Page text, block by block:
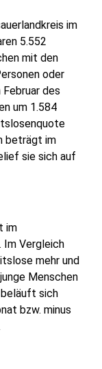
im
5.552
mit den
oder
des
um 1.584
beträgt im
sie sich auf
im
Im Vergleich
mehr und
Menschen
beläuft sich
bzw. minus